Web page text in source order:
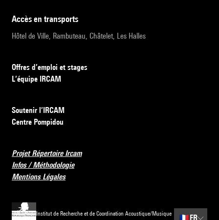
accès en transports
Hôtel de Ville, Rambuteau, Châtelet, Les Halles
Offres d’emploi et stages
L’équipe IRCAM
Soutenir l’IRCAM
Centre Pompidou
Projet Répertoire Ircam
Infos / Méthodologie
Mentions Légales
Institut de Recherche et de Coordination Acoustique/Musique
🇫🇷 FR